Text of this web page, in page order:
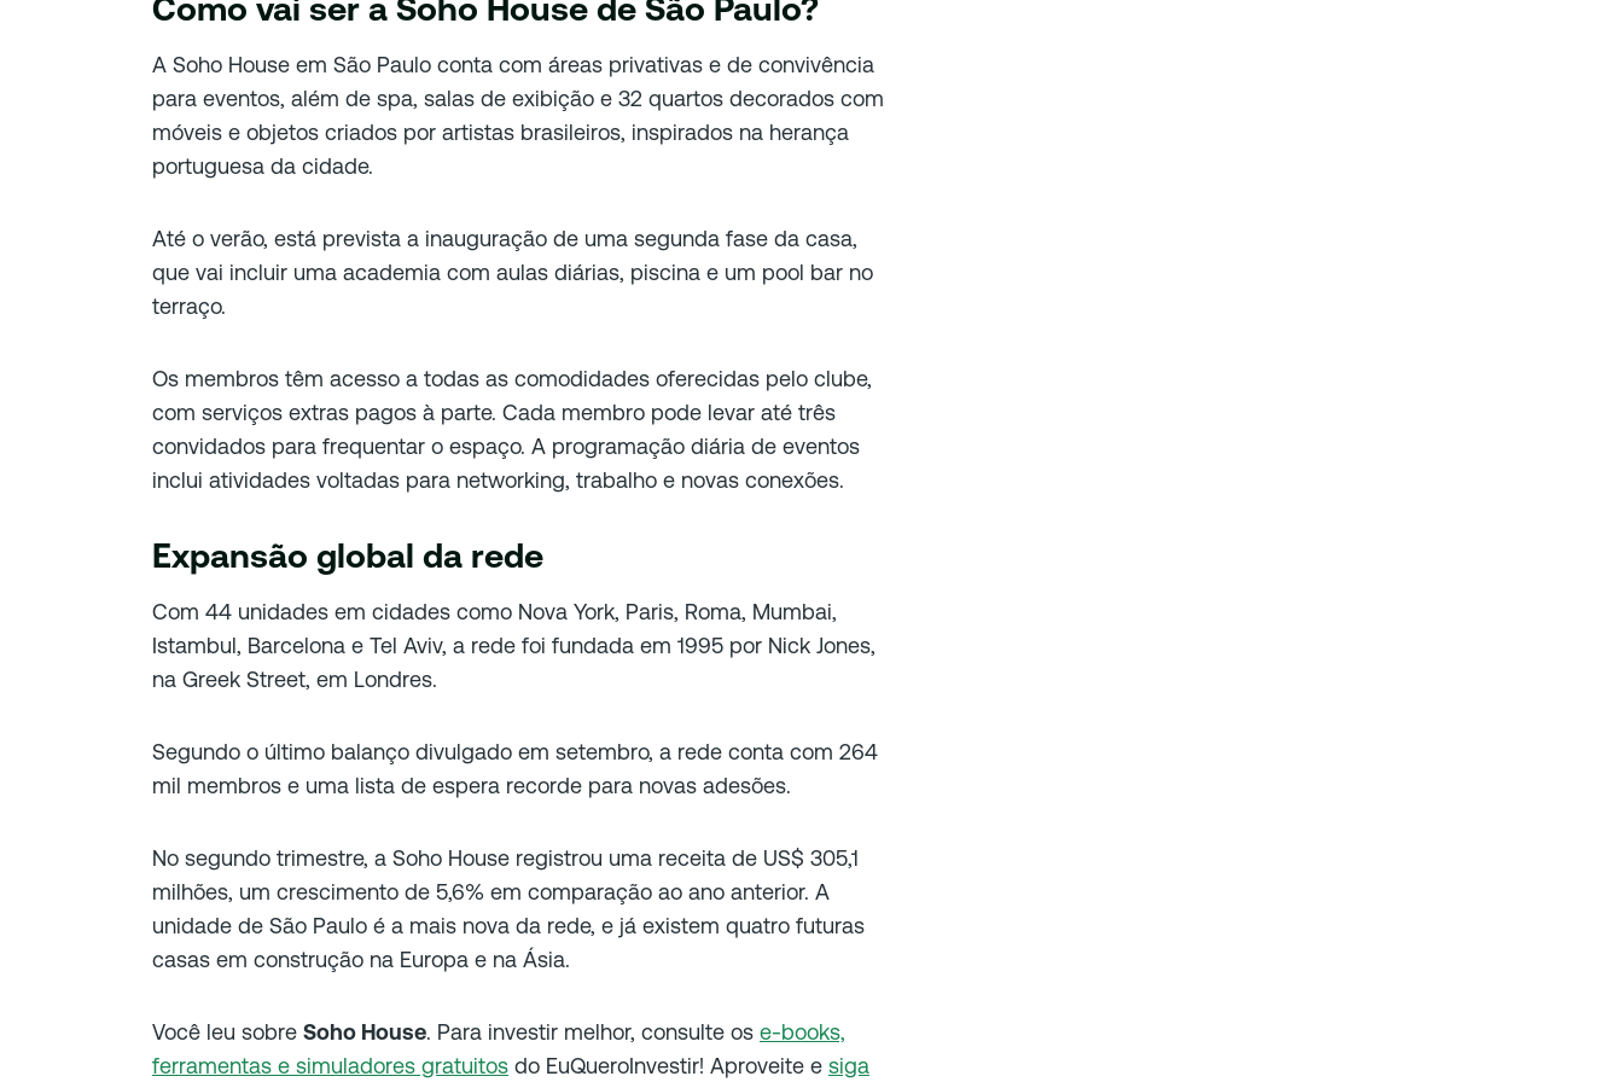
Como vai ser a Soho House de São Paulo?
A Soho House em São Paulo conta com áreas privativas e de convivência
para eventos, além de spa, salas de exibição e 32 quartos decorados com
móveis e objetos criados por artistas brasileiros, inspirados na herança
portuguesa da cidade.
Até o verão, está prevista a inauguração de uma segunda fase da casa,
que vai incluir uma academia com aulas diárias, piscina e um pool bar no
terraço.
Os membros têm acesso a todas as comodidades oferecidas pelo clube,
com serviços extras pagos à parte. Cada membro pode levar até três
convidados para frequentar o espaço. A programação diária de eventos
inclui atividades voltadas para networking, trabalho e novas conexões.
Expansão global da rede
Com 44 unidades em cidades como Nova York, Paris, Roma, Mumbai,
Istambul, Barcelona e Tel Aviv, a rede foi fundada em 1995 por Nick Jones,
na Greek Street, em Londres.
Segundo o último balanço divulgado em setembro, a rede conta com 264
mil membros e uma lista de espera recorde para novas adesões.
No segundo trimestre, a Soho House registrou uma receita de US$ 305,1
milhões, um crescimento de 5,6% em comparação ao ano anterior. A
unidade de São Paulo é a mais nova da rede, e já existem quatro futuras
casas em construção na Europa e na Ásia.
Você leu sobre Soho House. Para investir melhor, consulte os e-books,
ferramentas e simuladores gratuitos do EuQueroInvestir! Aproveite e siga